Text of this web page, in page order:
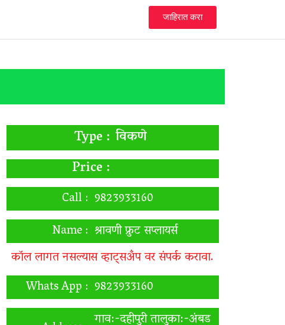
जाहिरात करा
Type : विकणे
Price :
Call : 9823933160
Name : श्रावणी फ्रुट सप्लायर्स
कॉल लागत नसल्यास व्हाट्सअँप वर संपर्क करावा.
Whats App : 9823933160
गाव:-दहीपुरी तालुका:-अंबड